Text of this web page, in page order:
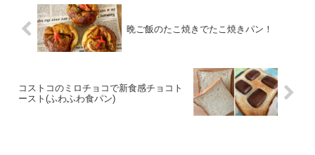
晩ご飯のたこ焼きでたこ焼きパン！
コストコのミロチョコで新食感チョコト
ースト(ふわふわ食パン)